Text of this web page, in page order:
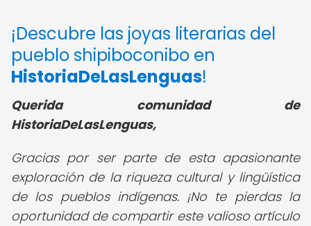
¡Descubre las joyas literarias del
pueblo shipiboconibo en
HistoriaDeLasLenguas!
Querida comunidad de
HistoriaDeLasLenguas,
Gracias por ser parte de esta apasionante
exploración de la riqueza cultural y lingüística
de los pueblos indígenas. ¡No te pierdas la
oportunidad de compartir este valioso artículo